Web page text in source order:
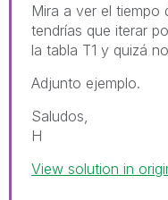
Mira a ver el tiempo
tendrías que iterar
la tabla T1 y quizá
Adjunto ejemplo.
Saludos,
H
View solution in